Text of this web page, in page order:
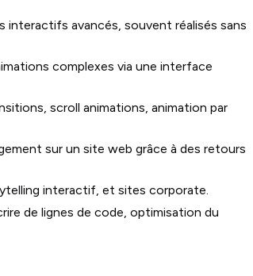
interactifs avancés, souvent réalisés sans
complexes via une interface
scroll animations, animation par
sur un site web grâce à des retours
interactif, et sites corporate.
de lignes de code, optimisation du